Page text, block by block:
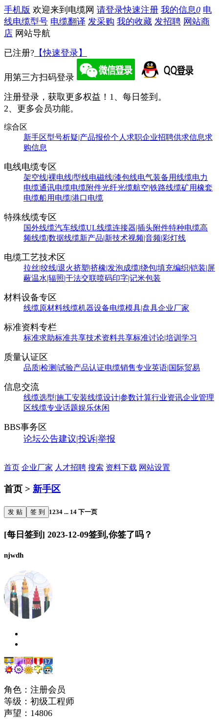
手机版 欢迎来到电缆网 请登录快速注册 我的信息0 电
线电缆型号 电缆翻译 发采购 我的收藏 发招聘 网站商
店 网站导航
已注册? 【快速登录】
用第三方扫码登录
注册登录，获取更多权益！ 1、每日签到。
2、更多会员功能。
综合区
新手区型号析疑|产品报价个人求职企业招聘供求信息求
购信息
电线电缆专区
架空线|裸电线|型线电磁线|漆包线电气装备用线缆电力
电缆通讯电缆电缆附件光纤光缆航空|铁路线缆矿用橡套
电缆船用电缆|港口电缆
特殊线缆专区
国外线缆汽车线缆UL线缆连接器|插头附件特种电缆高
频线缆|数据线缆新产品|新技术视频|音频|彩灯线
电缆工艺技术区
拉丝|绞线|退火挤塑|挤橡|发泡成缆|绕包|填充编织|铠装|屏
蔽温水|辐照|干法交联喷码印字|记米包装
材料设备专区
线缆原材料线缆机器设备电缆模具|盘具企业厂家
标准资料专栏
标准求助标准共享技术资料共享标准讨论|培训学习
质量认证区
品质|检测|试验产品认证电缆销售专业英语|国际贸易
信息交流
线缆选型|施工安装线缆设计|参数计算行业资讯企业管理
区线缆专业话题娱乐休闲
BBS事务区
论坛公告建议|投诉|举报
首页 企业厂家 人才招聘 搜索 资料下载 网站设置
首页 > 新手区
发 贴 签 到 1234 ... 14 下一页
[每日签到] 2023-12-09签到,你签了吗？
njwdh
角色：注册会员
等级：初级工程师
声望： 14806